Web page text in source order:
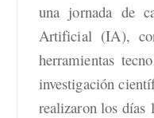
una jornada de
Artificial (IA),
herramientas
investigación
realizaron los días